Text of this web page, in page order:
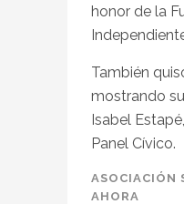
honor de la
También
mostrando
Isabel
Panel Cívico.
ASOCIACIÓN
AHORA